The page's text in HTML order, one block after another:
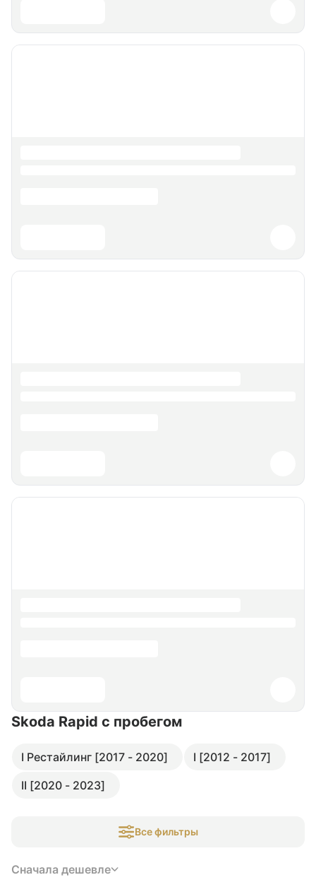
Skoda Rapid с пробегом
I Рестайлинг [2017 - 2020]
I [2012 - 2017]
II [2020 - 2023]
Все фильтры
Сначала дешевле